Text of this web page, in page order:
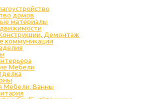
домов
материалы
Демонтаж
коммуникации
Мебели
Мебели, Ванны